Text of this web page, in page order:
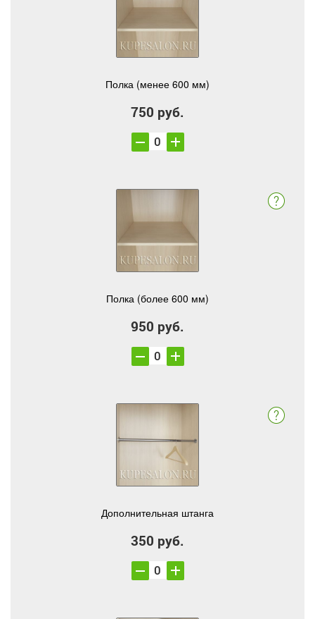
Полка (менее 600 мм)
750 руб.
Полка (более 600 мм)
950 руб.
Дополнительная штанга
350 руб.